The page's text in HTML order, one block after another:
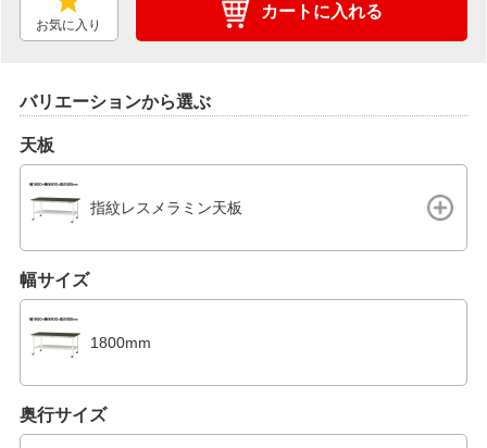
お気に入り
カートに入れる
バリエーションから選ぶ
天板
指紋レスメラミン天板
幅サイズ
1800mm
奥行サイズ